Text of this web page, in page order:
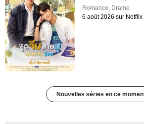
Romance, Drame
6 août 2026 sur Netflix
Nouvelles séries en ce